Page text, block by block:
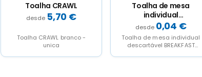
Toalha CRAWL
5,70 €
Toalha CRAWL branco -
unica
Toalha de mesa
individual
descartável
BREAKFAST
0,04 €
Toalha de mesa individual
descartável BREAKFAST